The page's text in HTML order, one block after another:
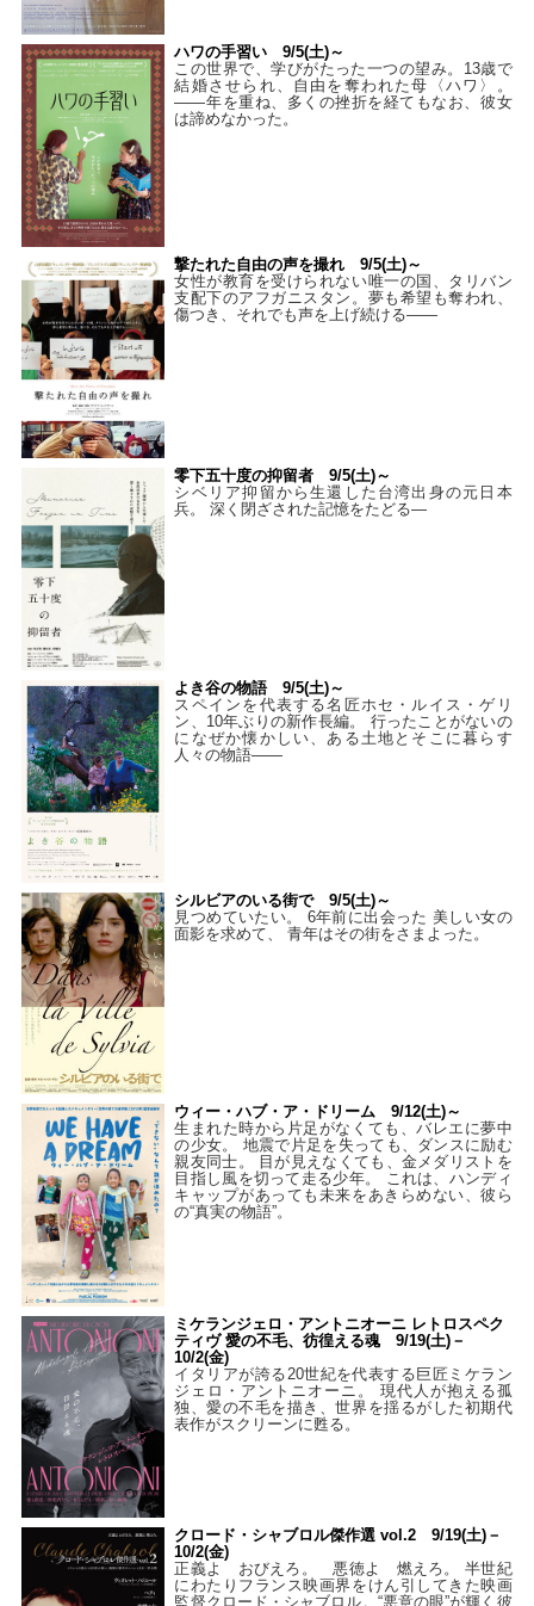
ハワの手習い 9/5(土)～
この世界で、学びがたった一つの望み。13歳で
結婚させられ、自由を奪われた母〈ハワ〉。
——年を重ね、多くの挫折を経てもなお、彼女
は諦めなかった。
撃たれた自由の声を撮れ 9/5(土)～
女性が教育を受けられない唯一の国、タリバン
支配下のアフガニスタン。夢も希望も奪われ、
傷つき、それでも声を上げ続ける——
零下五十度の抑留者 9/5(土)～
シベリア抑留から生還した台湾出身の元日本
兵。 深く閉ざされた記憶をたどる—
よき谷の物語 9/5(土)～
スペインを代表する名匠ホセ・ルイス・ゲリ
ン、10年ぶりの新作長編。 行ったことがないの
になぜか懐かしい、ある土地とそこに暮らす
人々の物語――
シルビアのいる街で 9/5(土)～
見つめていたい。 6年前に出会った 美しい女の
面影を求めて、 青年はその街をさまよった。
ウィー・ハブ・ア・ドリーム 9/12(土)～
生まれた時から片足がなくても、バレエに夢中
の少女。 地震で片足を失っても、ダンスに励む
親友同士。 目が見えなくても、金メダリストを
目指し風を切って走る少年。 これは、ハンディ
キャップがあっても未来をあきらめない、彼ら
の“真実の物語”。
ミケランジェロ・アントニオーニ レトロスペク
ティヴ 愛の不毛、彷徨える魂 9/19(土)－
10/2(金)
イタリアが誇る20世紀を代表する巨匠ミケラン
ジェロ・アントニオーニ。 現代人が抱える孤
独、愛の不毛を描き、世界を揺るがした初期代
表作がスクリーンに甦る。
クロード・シャブロル傑作選 vol.2 9/19(土)－
10/2(金)
正義よ おびえろ。 悪徳よ 燃えろ。 半世紀
にわたりフランス映画界をけん引してきた映画
監督クロード・シャブロル。“悪意の眼”が輝く彼